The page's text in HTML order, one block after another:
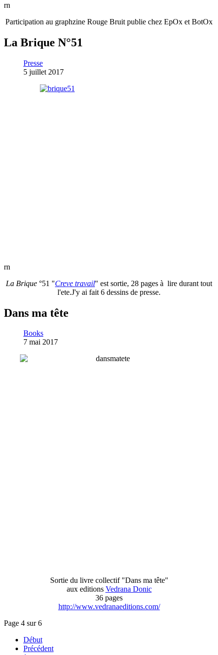
rn
Participation au graphzine Rouge Bruit publie chez EpOx et BotOx
La Brique N°51
Presse
5 juillet 2017
rn
La Brique °51 "Creve travail" est sortie, 28 pages à lire durant tout
l'ete.J'y ai fait 6 dessins de presse.
Dans ma tête
Books
7 mai 2017
Sortie du livre collectif "Dans ma tête"
aux editions Vedrana Donic
36 pages
http://www.vedranaeditions.com/
Page 4 sur 6
Début
Précédent